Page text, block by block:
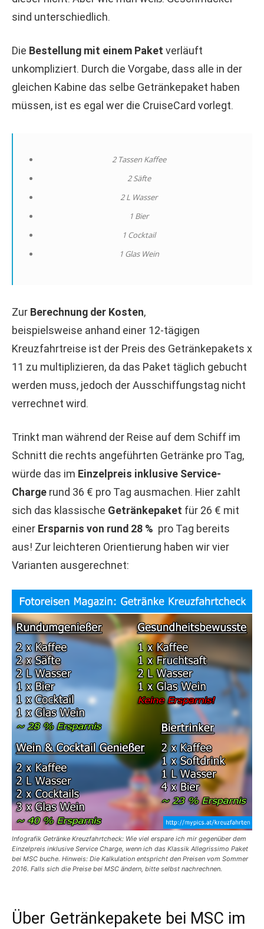
sind unterschiedlich.
Die Bestellung mit einem Paket verläuft
unkompliziert. Durch die Vorgabe, dass alle in der
gleichen Kabine das selbe Getränkepaket haben
müssen, ist es egal wer die CruiseCard vorlegt.
2 Tassen Kaffee
2 Säfte
2 L Wasser
1 Bier
1 Cocktail
1 Glas Wein
Zur Berechnung der Kosten,
beispielsweise anhand einer 12-tägigen
Kreuzfahrtreise ist der Preis des Getränkepakets x
11 zu multiplizieren, da das Paket täglich gebucht
werden muss, jedoch der Ausschiffungstag nicht
verrechnet wird.
Trinkt man während der Reise auf dem Schiff im
Schnitt die rechts angeführten Getränke pro Tag,
würde das im Einzelpreis inklusive Service-
Charge rund 36 € pro Tag ausmachen. Hier zahlt
sich das klassische Getränkepaket für 26 € mit
einer Ersparnis von rund 28 % pro Tag bereits
aus! Zur leichteren Orientierung haben wir vier
Varianten ausgerechnet:
Infografik Getränke Kreuzfahrtcheck: Wie viel erspare ich mir gegenüber dem
Einzelpreis inklusive Service Charge, wenn ich das Klassik Allegrissimo Paket
bei MSC buche. Hinweis: Die Kalkulation entspricht den Preisen vom Sommer
2016. Falls sich die Preise bei MSC ändern, bitte selbst nachrechnen.
Über Getränkepakete bei MSC im